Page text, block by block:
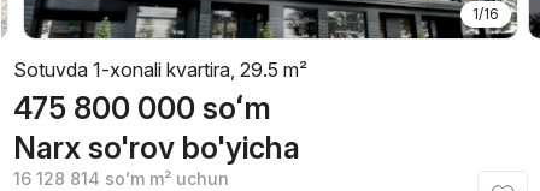
1/16
Sotuvda 1-xonali kvartira, 29.5 m²
475 800 000 soʻm
Narx so'rov bo'yicha
16 128 814 soʻmm² uchun